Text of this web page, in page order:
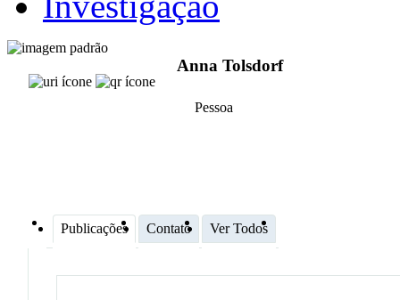
Anna Tolsdorf
Pessoa
Publicações Contato Ver Todos